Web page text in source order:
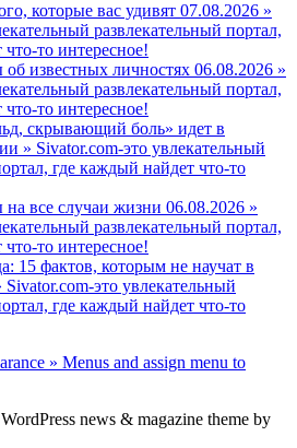
которые вас удивят 07.08.2026 »
развлекательный портал,
то интересное!
известных личностях 06.08.2026 »
развлекательный портал,
то интересное!
скрывающий боль» идет в
» Sivator.com-это увлекательный
где каждый найдет что-то
все случаи жизни 06.08.2026 »
развлекательный портал,
то интересное!
15 фактов, которым не научат в
это увлекательный
где каждый найдет что-то
» Menus and assign menu to
news & magazine theme by